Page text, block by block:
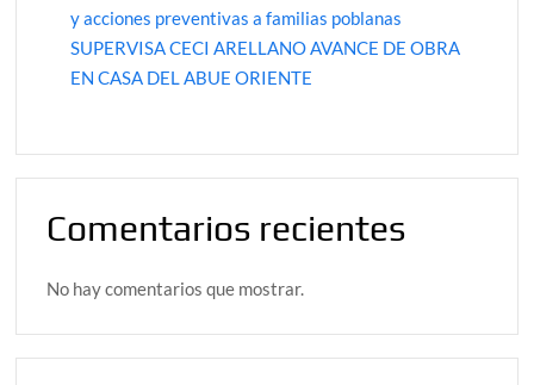
y acciones preventivas a familias poblanas
SUPERVISA CECI ARELLANO AVANCE DE OBRA
EN CASA DEL ABUE ORIENTE
Comentarios recientes
No hay comentarios que mostrar.